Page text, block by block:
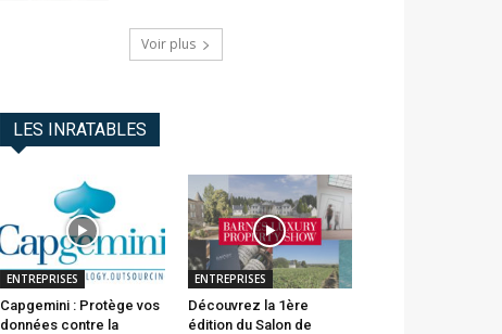
Voir plus
LES INRATABLES
ENTREPRISES
Capgemini : Protège vos
données contre la
ENTREPRISES
Découvrez la 1ère
édition du Salon de